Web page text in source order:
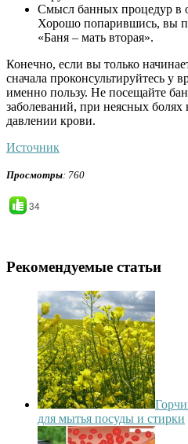
Смысл банных процедур в
Хорошо попарившись, вы
«Баня – мать вторая».
Конечно, если вы только
сначала проконсультируйтесь у
именно пользу. Не посещайте
заболеваний, при неясных
давлении крови.
Источник
Просмотры: 760
34
Рекомендуемые статьи
для мытья посуды и стирки